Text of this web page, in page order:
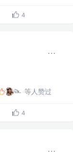
4
等人赞过
4